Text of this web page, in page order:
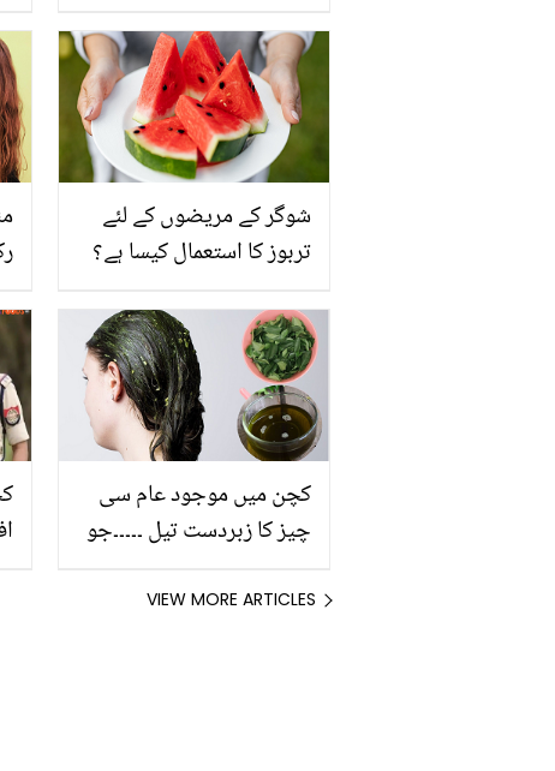
کی بوچھاڑ ! اصل معاملہ کیا
ہے؟
شوگر کے مریضوں کے لئے
تربوز کا استعمال کیسا ہے؟
کچن میں موجود عام سی
چیز کا زبردست تیل ۔۔۔۔۔جو
کالا، لمبا اور گھنا وہ بھی
VIEW MORE ARTICLES